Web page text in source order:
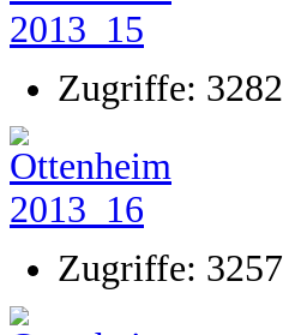
Zugriffe: 3282
Zugriffe: 3257